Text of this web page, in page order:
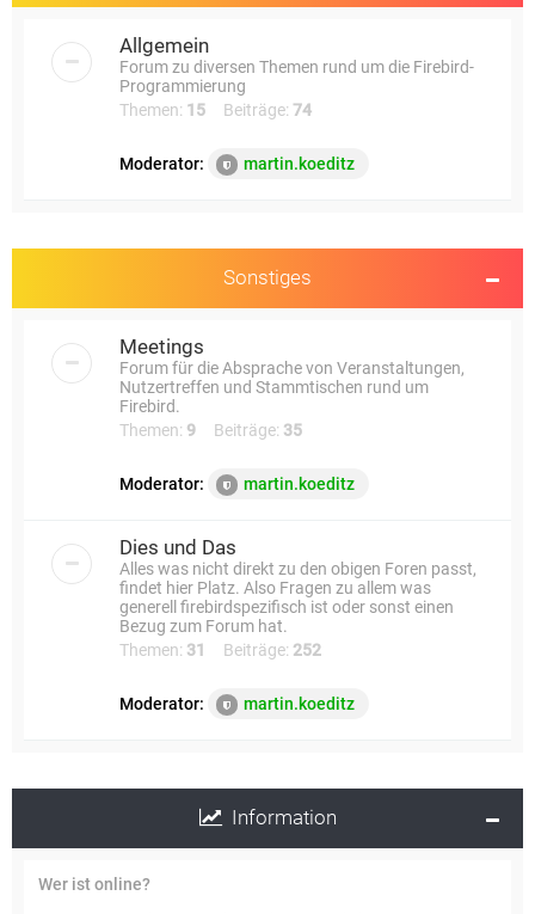
Allgemein
Forum zu diversen Themen rund um die Firebird-
Programmierung
Themen: 15 Beiträge: 74
Moderator: martin.koeditz
Sonstiges
Meetings
Forum für die Absprache von Veranstaltungen,
Nutzertreffen und Stammtischen rund um
Firebird.
Themen: 9 Beiträge: 35
Moderator: martin.koeditz
Dies und Das
Alles was nicht direkt zu den obigen Foren passt,
findet hier Platz. Also Fragen zu allem was
generell firebirdspezifisch ist oder sonst einen
Bezug zum Forum hat.
Themen: 31 Beiträge: 252
Moderator: martin.koeditz
Information
Wer ist online?